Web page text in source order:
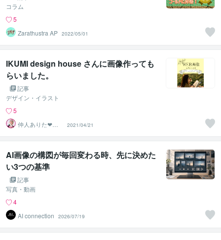
コラム
5
Zarathustra AP 2022/05/01
IKUMI design house さんに画像作っても
らいました。
記事
デザイン・イラスト
5
仲人ありた❤よ
り添う婚活カウ
ンセラー
2021/04/21
AI画像の構図が毎回変わる時、先に決めた
い3つの基準
記事
写真・動画
4
AI connection
2026/07/19